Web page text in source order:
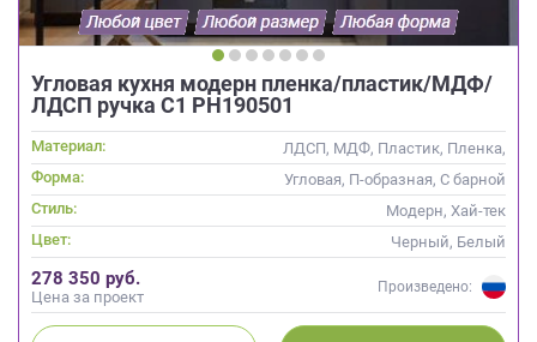
Угловая кухня модерн пленка/пластик/МДФ/
ЛДСП ручка С1 РН190501
Материал:
ЛДСП, МДФ, Пластик, Пленка,
Акрил, Alvic / УФ лак,
Интегрированная ручка
Форма:
Угловая, П-образная, С барной
стойкой
Стиль:
Модерн, Хай-тек
Цвет:
Черный, Белый
278 350 руб.
Цена за проект
Произведено: